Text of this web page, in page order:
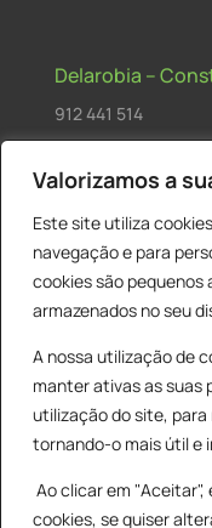
Valorizamos a
Este site utiliza
navegação e para
cookies são pequenos
armazenados no seu
A nossa utilização de
manter ativas as suas
utilização do site,
tornando-o mais útil e
Ao clicar em
cookies, se quiser
Delarobia –
912 441 514
R. António Andrade,
2820-287 •
Products
search